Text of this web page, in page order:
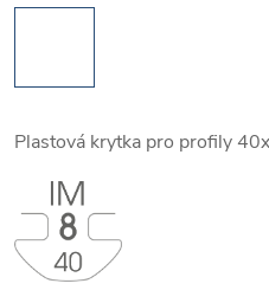
Plastová krytka pro profily